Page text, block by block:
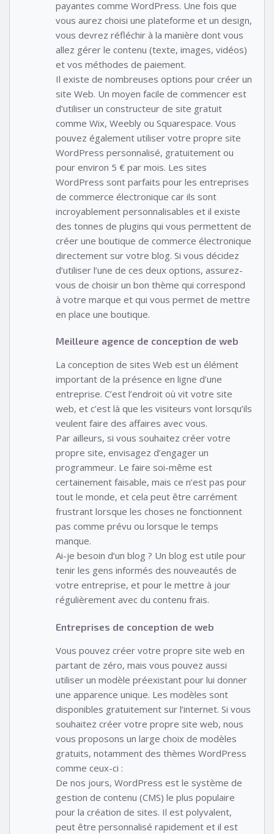
payantes comme WordPress. Une fois que
vous aurez choisi une plateforme et un design,
vous devrez réfléchir à la manière dont vous
allez gérer le contenu (texte, images, vidéos)
et vos méthodes de paiement.
Il existe de nombreuses options pour créer un
site Web. Un moyen facile de commencer est
d’utiliser un constructeur de site gratuit
comme Wix, Weebly ou Squarespace. Vous
pouvez également utiliser votre propre site
WordPress personnalisé, gratuitement ou
pour environ 5 € par mois. Les sites
WordPress sont parfaits pour les entreprises
de commerce électronique car ils sont
incroyablement personnalisables et il existe
des tonnes de plugins qui vous permettent de
créer une boutique de commerce électronique
directement sur votre blog. Si vous décidez
d’utiliser l’une de ces deux options, assurez-
vous de choisir un bon thème qui correspond
à votre marque et qui vous permet de mettre
en place une boutique.
Meilleure agence de conception de web
La conception de sites Web est un élément
important de la présence en ligne d’une
entreprise. C’est l’endroit où vit votre site
web, et c’est là que les visiteurs vont lorsqu’ils
veulent faire des affaires avec vous.
Par ailleurs, si vous souhaitez créer votre
propre site, envisagez d’engager un
programmeur. Le faire soi-même est
certainement faisable, mais ce n’est pas pour
tout le monde, et cela peut être carrément
frustrant lorsque les choses ne fonctionnent
pas comme prévu ou lorsque le temps
manque.
Ai-je besoin d’un blog ? Un blog est utile pour
tenir les gens informés des nouveautés de
votre entreprise, et pour le mettre à jour
régulièrement avec du contenu frais.
Entreprises de conception de web
Vous pouvez créer votre propre site web en
partant de zéro, mais vous pouvez aussi
utiliser un modèle préexistant pour lui donner
une apparence unique. Les modèles sont
disponibles gratuitement sur l’internet. Si vous
souhaitez créer votre propre site web, nous
vous proposons un large choix de modèles
gratuits, notamment des thèmes WordPress
comme ceux-ci :
De nos jours, WordPress est le système de
gestion de contenu (CMS) le plus populaire
pour la création de sites. Il est polyvalent,
peut être personnalisé rapidement et il est